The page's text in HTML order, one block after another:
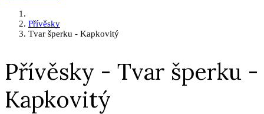
Přívěsky
Tvar šperku - Kapkovitý
Přívěsky - Tvar šperku -
Kapkovitý